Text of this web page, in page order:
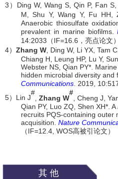
3 ） Ding W, Wang S, Qin P, Fan
M, Shu Y, Wang Y, Fu HH,
Anaerobic thiosulfate
prevalent in marine biofilms.
14:2033 （IF=16.6 ，亮点论文）
4） Zhang W Ding W, Li YX, Tam
Chiang H, Leung HP, Lu Y,
Webster NS, Qian PY*.
hidden microbial diversity and
Communications 2019,
5） Lin J
#
Zhang W
#
Cheng J,
Qian PY, Luo ZQ, Shen XH*. A
recruits PQS-containing outer
acquisition. Nature
（IF=12.4, WOS高被引论文）
其他